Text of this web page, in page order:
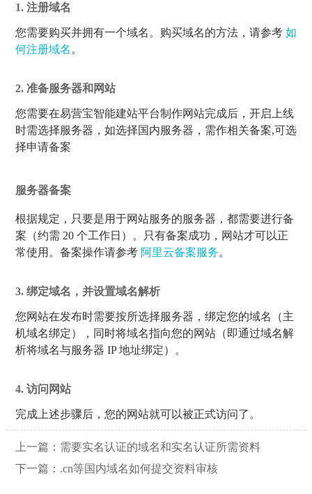
1. 注册域名
您需要购买并拥有一个域名。购买域名的方法，请参考 如
何注册域名 。
2. 准备服务器和网站
您需要在易营宝智能建站平台制作网站完成后，开启上线
时需选择服务器，如选择国内服务器，需作相关备案,可选
择申请备案
服务器备案
根据规定，只要是用于网站服务的服务器，都需要进行备
案（约需 20 个工作日）。只有备案成功，网站才可以正
常使用。备案操作请参考 阿里云备案服务。
3. 绑定域名，并设置域名解析
您网站在发布时需要按所选择服务器，绑定您的域名（主
机域名绑定），同时将域名指向您的网站（即通过域名解
析将域名与服务器 IP 地址绑定）。
4. 访问网站
完成上述步骤后，您的网站就可以被正式访问了。
上一篇： 需要实名认证的域名和实名认证所需资料
下一篇： .cn等国内域名如何提交资料审核